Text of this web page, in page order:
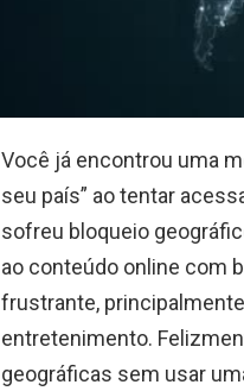
Você já encontrou uma
seu país” ao tentar
sofreu bloqueio
ao conteúdo online com
frustrante,
entretenimento.
geográficas sem usar